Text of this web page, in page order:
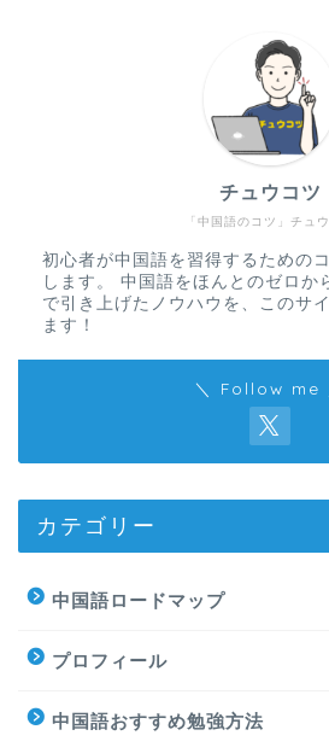
「中国語のコツ」チュ
チュウコツ
初心者が中国語を習得するための
します。 中国語をほんとのゼロか
で引き上げたノウハウを、このサ
ます！
＼ Follow me
カテゴリー
中国語ロードマップ
プロフィール
中国語おすすめ勉強方法